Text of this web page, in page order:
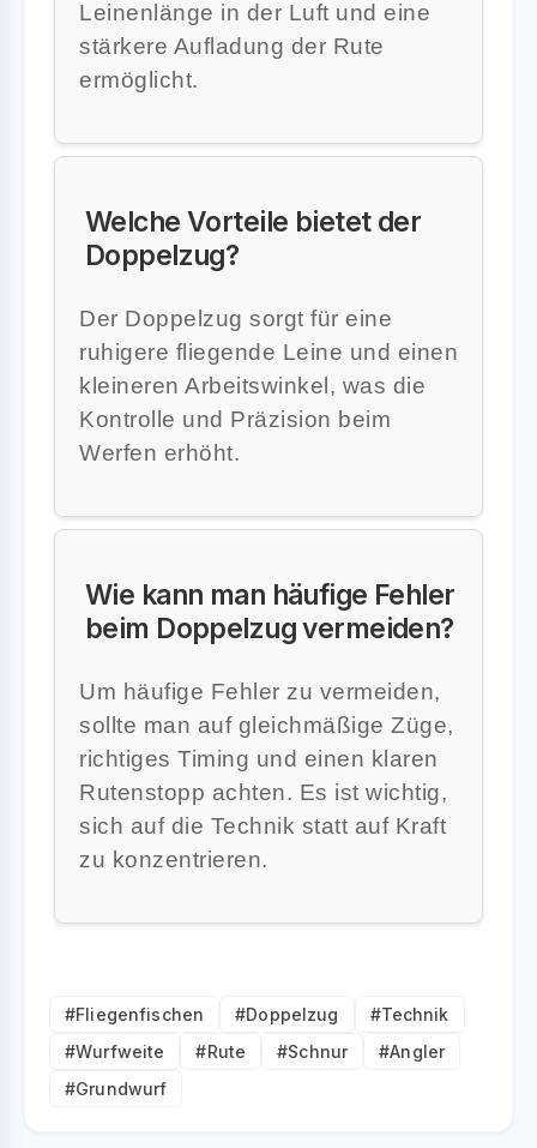
Leinenlänge in der Luft und eine
stärkere Aufladung der Rute
ermöglicht.
Welche Vorteile bietet der
Doppelzug?
Der Doppelzug sorgt für eine
ruhigere fliegende Leine und einen
kleineren Arbeitswinkel, was die
Kontrolle und Präzision beim
Werfen erhöht.
Wie kann man häufige Fehler
beim Doppelzug vermeiden?
Um häufige Fehler zu vermeiden,
sollte man auf gleichmäßige Züge,
richtiges Timing und einen klaren
Rutenstopp achten. Es ist wichtig,
sich auf die Technik statt auf Kraft
zu konzentrieren.
#Fliegenfischen #Doppelzug
#Technik
#Wurfweite
#Rute #Schnur
#Angler
#Grundwurf